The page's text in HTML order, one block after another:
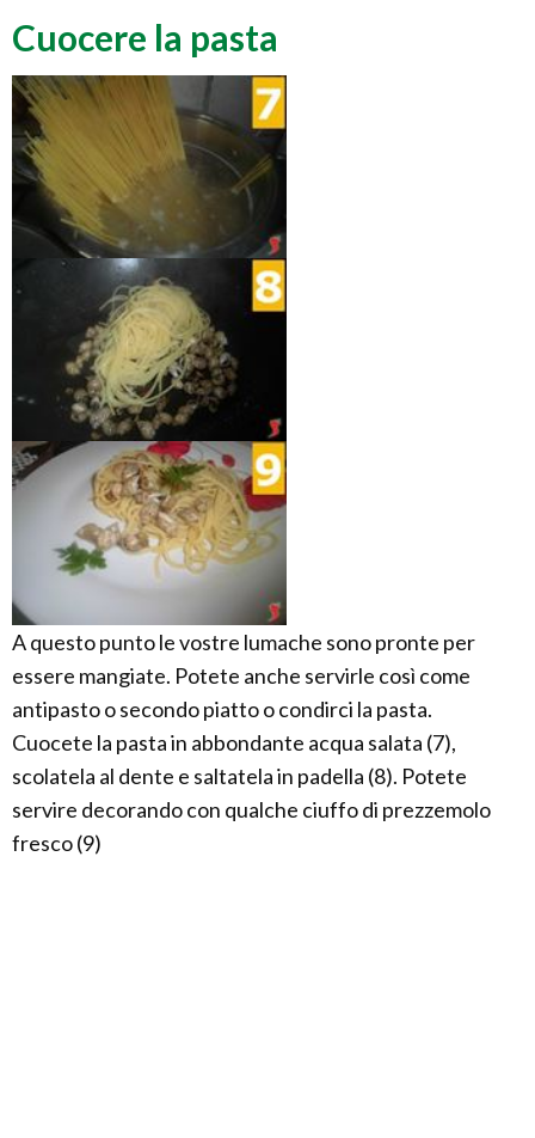
Cuocere la pasta
A questo punto le vostre lumache sono pronte per
essere mangiate. Potete anche servirle così come
antipasto o secondo piatto o condirci la pasta.
Cuocete la pasta in abbondante acqua salata (7),
scolatela al dente e saltatela in padella (8). Potete
servire decorando con qualche ciuffo di prezzemolo
fresco (9)